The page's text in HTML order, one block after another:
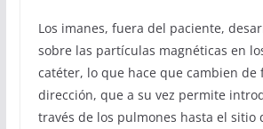
Los imanes, fuera del paciente,
sobre las partículas magnéticas en
catéter, lo que hace que cambien de
dirección, que a su vez permite
través de los pulmones hasta el sitio